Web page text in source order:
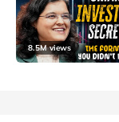
8.5M views